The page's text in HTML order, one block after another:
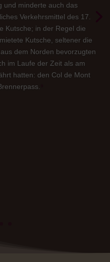
und minderte auch das
Verkehrsmittel des 17.
Kutsche; in der Regel die
Kutsche, seltener die
dem Norden bevorzugten
im Laufe der Zeit als am
hatten: den Col de Mont